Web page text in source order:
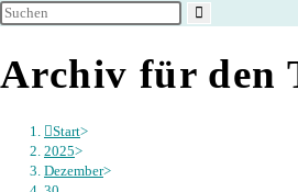
umschalten
Archiv für den
Start>
2025>
Dezember>